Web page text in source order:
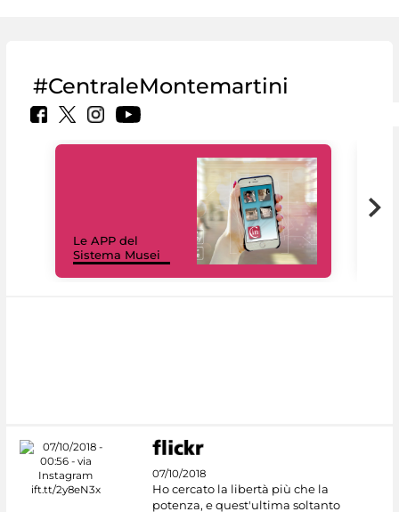
#CentraleMontemartini
Le APP del
Sistema Musei
07/10/2018
Ho cercato la libertà più che la
potenza, e quest'ultima soltanto